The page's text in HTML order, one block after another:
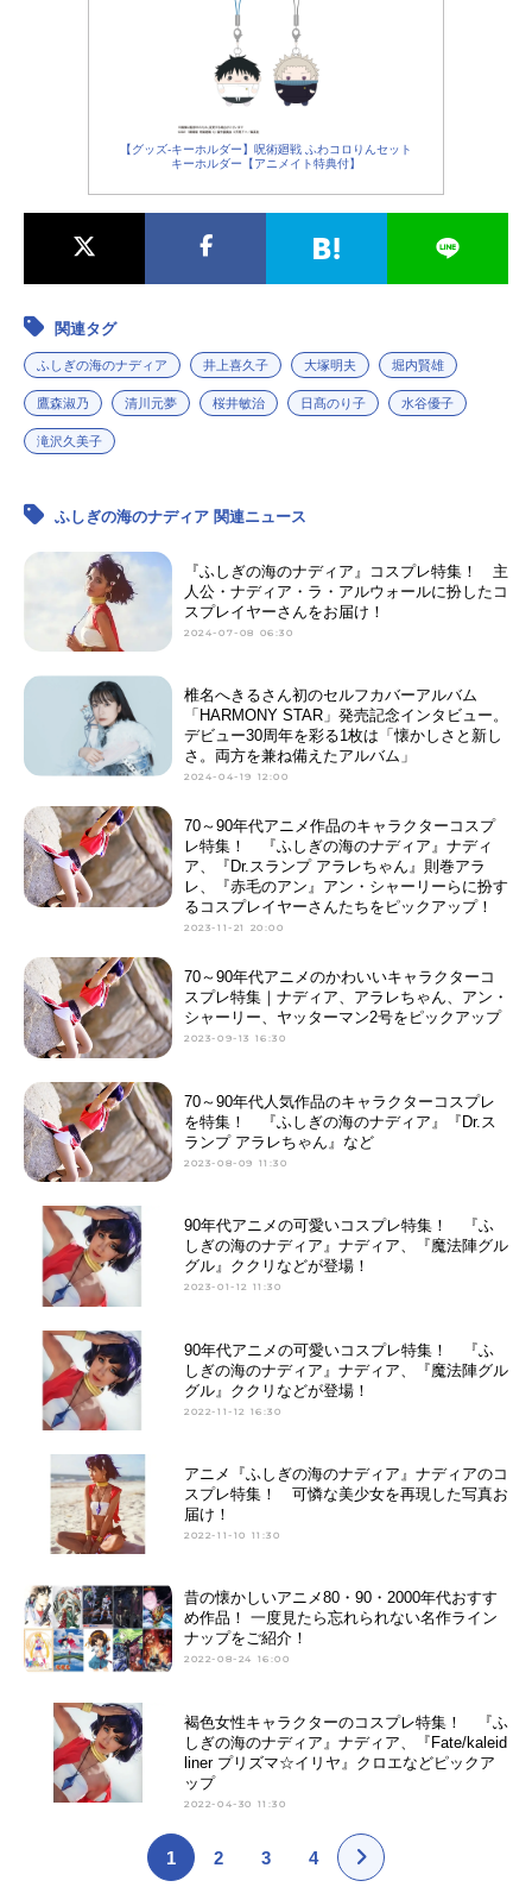
【グッズ-キーホルダー】呪術廻戦 ふわコロりんセット
キーホルダー【アニメイト特典付】
関連タグ
ふしぎの海のナディア 井上喜久子 大塚明夫 堀内賢雄
鷹森淑乃 清川元夢 桜井敏治 日髙のり子 水谷優子
滝沢久美子
ふしぎの海のナディア 関連ニュース
『ふしぎの海のナディア』コスプレ特集！ 主
人公・ナディア・ラ・アルウォールに扮したコ
スプレイヤーさんをお届け！
2024-07-08 06:30
椎名へきるさん初のセルフカバーアルバム
「HARMONY STAR」発売記念インタビュー。
デビュー30周年を彩る1枚は「懐かしさと新し
さ。両方を兼ね備えたアルバム」
2024-04-19 12:00
70～90年代アニメ作品のキャラクターコスプ
レ特集！ 『ふしぎの海のナディア』ナディ
ア、『Dr.スランプ アラレちゃん』則巻アラ
レ、『赤毛のアン』アン・シャーリーらに扮す
るコスプレイヤーさんたちをピックアップ！
2023-11-21 20:00
70～90年代アニメのかわいいキャラクターコ
スプレ特集｜ナディア、アラレちゃん、アン・
シャーリー、ヤッターマン2号をピックアップ
2023-09-13 16:30
70～90年代人気作品のキャラクターコスプレ
を特集！ 『ふしぎの海のナディア』『Dr.ス
ランプ アラレちゃん』など
2023-08-09 11:30
90年代アニメの可愛いコスプレ特集！ 『ふ
しぎの海のナディア』ナディア、『魔法陣グル
グル』ククリなどが登場！
2023-01-12 11:30
90年代アニメの可愛いコスプレ特集！ 『ふ
しぎの海のナディア』ナディア、『魔法陣グル
グル』ククリなどが登場！
2022-11-12 16:30
アニメ『ふしぎの海のナディア』ナディアのコ
スプレ特集！ 可憐な美少女を再現した写真お
届け！
2022-11-10 11:30
昔の懐かしいアニメ80・90・2000年代おすす
め作品！ 一度見たら忘れられない名作ライン
ナップをご紹介！
2022-08-24 16:00
褐色女性キャラクターのコスプレ特集！ 『ふ
しぎの海のナディア』ナディア、『Fate/kaleid
liner プリズマ☆イリヤ』クロエなどピックア
ップ
2022-04-30 11:30
1 2 3 4